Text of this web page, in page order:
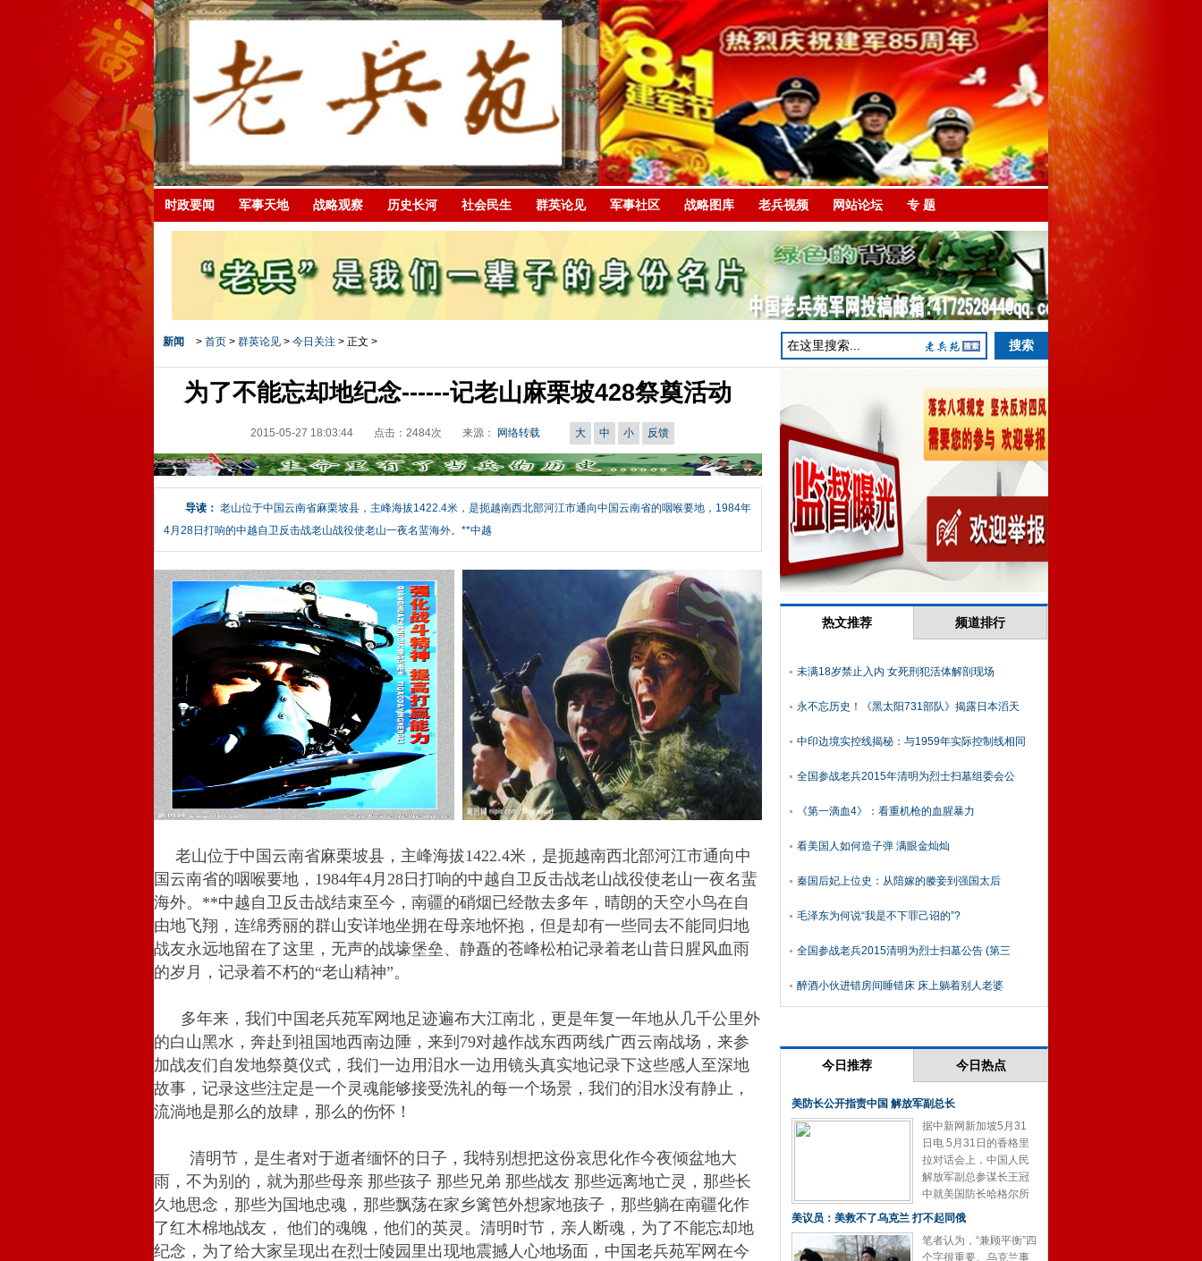
时政要闻 军事天地 战略观察 历史长河 社会民生 群英论见 军事社区 战略图库 老兵视频 网站论坛 专 题
新闻 > 首页 > 群英论见 > 今日关注 > 正文 >
为了不能忘却地纪念------记老山麻栗坡428祭奠活动
2015-05-27 18:03:44 点击： 2484次 来源： 网络转载 大 中 小 反馈
导读： 老山位于中国云南省麻栗坡县，主峰海拔1422.4米，是扼越南西北部河江市通向中国云南省的咽喉要地，1984年
4月28日打响的中越自卫反击战老山战役使老山一夜名蜚海外。**中越
老山位于中国云南省麻栗坡县，主峰海拔1422.4米，是扼越南西北部河江市通向中
国云南省的咽喉要地，1984年4月28日打响的中越自卫反击战老山战役使老山一夜名蜚
海外。**中越自卫反击战结束至今，南疆的硝烟已经散去多年，晴朗的天空小鸟在自
由地飞翔，连绵秀丽的群山安详地坐拥在母亲地怀抱，但是却有一些同去不能同归地
战友永远地留在了这里，无声的战壕堡垒、静矗的苍峰松柏记录着老山昔日腥风血雨
的岁月，记录着不朽的“老山精神”。
多年来，我们中国老兵苑军网地足迹遍布大江南北，更是年复一年地从几千公里外
的白山黑水，奔赴到祖国地西南边陲，来到79对越作战东西两线广西云南战场，来参
加战友们自发地祭奠仪式，我们一边用泪水一边用镜头真实地记录下这些感人至深地
故事，记录这些注定是一个灵魂能够接受洗礼的每一个场景，我们的泪水没有静止，
流淌地是那么的放肆，那么的伤怀！
清明节，是生者对于逝者缅怀的日子，我特别想把这份哀思化作今夜倾盆地大
雨，不为别的，就为那些母亲 那些孩子 那些兄弟 那些战友 那些远离地亡灵，那些长
久地思念，那些为国地忠魂，那些飘荡在家乡篱笆外想家地孩子，那些躺在南疆化作
了红木棉地战友， 他们的魂魄，他们的英灵。清明时节，亲人断魂，为了不能忘却地
纪念，为了给大家呈现出在烈士陵园里出现地震撼人心地场面，中国老兵苑军网在今
热文推荐 频道排行
未满18岁禁止入内 女死刑犯活体解剖现场
永不忘历史！《黑太阳731部队》揭露日本滔天
中印边境实控线揭秘：与1959年实际控制线相同
全国参战老兵2015年清明为烈士扫墓组委会公
《第一滴血4》：看重机枪的血腥暴力
看美国人如何造子弹 满眼金灿灿
秦国后妃上位史：从陪嫁的媵妾到强国太后
毛泽东为何说“我是不下罪己诏的”?
全国参战老兵2015清明为烈士扫墓公告 (第三
醉酒小伙进错房间睡错床 床上躺着别人老婆